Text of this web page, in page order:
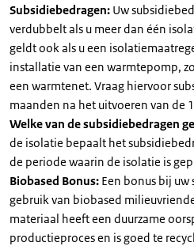
Subsidiebedragen: Uw
verdubbelt als u meer dan één
geldt ook als u een
installatie van een warmtepomp,
een warmtenet. Vraag hiervoor
maanden na het uitvoeren van de
Welke van de subsidiebedragen
de isolatie bepaalt het
de periode waarin de isolatie is
Biobased Bonus: Een bonus bij
gebruik van biobased
materiaal heeft een duurzame
productieproces en is goed te